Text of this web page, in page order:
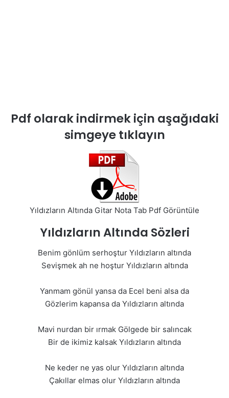
Pdf olarak indirmek için aşağıdaki
simgeye tıklayın
Yıldızların Altında Gitar Nota Tab Pdf Görüntüle
Yıldızların Altında Sözleri
Benim gönlüm serhoştur Yıldızların altında
Sevişmek ah ne hoştur Yıldızların altında
Yanmam gönül yansa da Ecel beni alsa da
Gözlerim kapansa da Yıldızların altında
Mavi nurdan bir ırmak Gölgede bir salıncak
Bir de ikimiz kalsak Yıldızların altında
Ne keder ne yas olur Yıldızların altında
Çakıllar elmas olur Yıldızların altında